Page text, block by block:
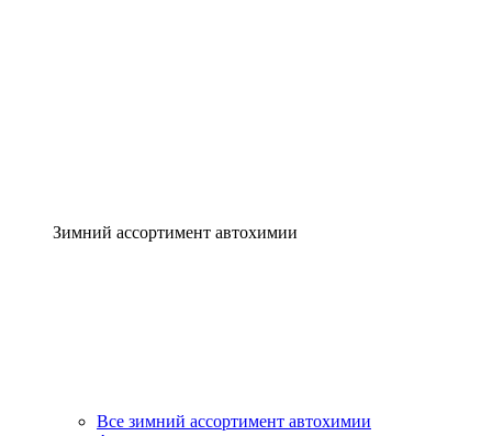
Зимний ассортимент автохимии
Все зимний ассортимент автохимии